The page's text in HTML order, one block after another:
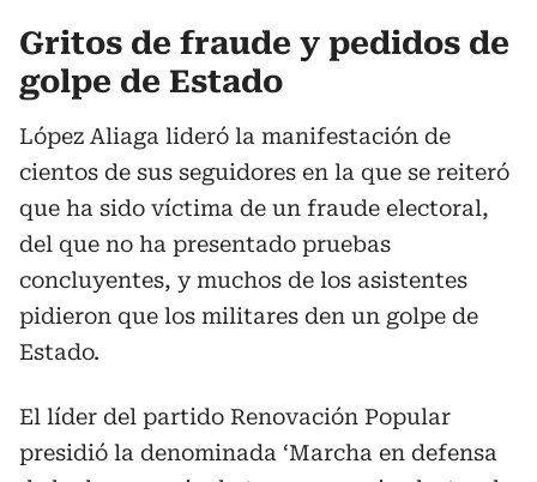
Gritos de fraude y pedidos de
golpe de Estado
López Aliaga lideró la manifestación de
cientos de sus seguidores en la que se reiteró
que ha sido víctima de un fraude electoral,
del que no ha presentado pruebas
concluyentes, y muchos de los asistentes
pidieron que los militares den un golpe de
Estado.
El líder del partido Renovación Popular
presidió la denominada ‘Marcha en defensa